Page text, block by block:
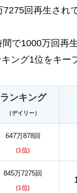
回再生され
で1000万回再
ング1位をキー
ランキング
（デイリー）
647万878回
(1位)
845万7275回
(1位)